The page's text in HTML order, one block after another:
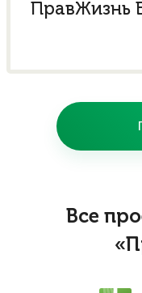
ПравЖизнь
Все